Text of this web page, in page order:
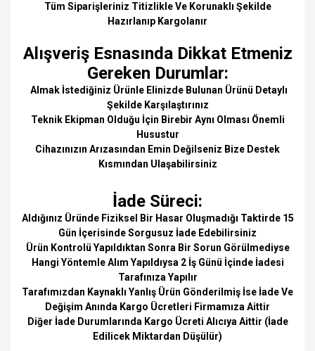
Tüm Siparişleriniz Titizlikle Ve Korunaklı Şekilde
Hazırlanıp Kargolanır
Alışveriş Esnasında Dikkat Etmeniz
Gereken Durumlar:
Almak İstediğiniz Ürünle Elinizde Bulunan Ürünü Detaylı
Şekilde Karşılaştırınız
Teknik Ekipman Olduğu İçin Birebir Aynı Olması Önemli
Husustur
Cihazınızın Arızasından Emin Değilseniz Bize Destek
Kısmından Ulaşabilirsiniz
İade Süreci:
Aldığınız Üründe Fiziksel Bir Hasar Oluşmadığı Taktirde 15
Gün İçerisinde Sorgusuz İade Edebilirsiniz
Ürün Kontrolü Yapıldıktan Sonra Bir Sorun Görülmediyse
Hangi Yöntemle Alım Yapıldıysa 2 İş Günü İçinde İadesi
Tarafınıza Yapılır
Tarafımızdan Kaynaklı Yanlış Ürün Gönderilmiş İse İade Ve
Değişim Anında Kargo Ücretleri Firmamıza Aittir
Diğer İade Durumlarında Kargo Ücreti Alıcıya Aittir (İade
Edilicek Miktardan Düşülür)